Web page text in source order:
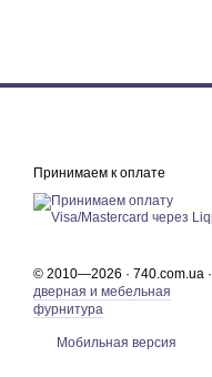
Принимаем к оплате
© 2010—2026 · 740.com.ua ·
дверная и мебельная
фурнитура
Мобильная версия